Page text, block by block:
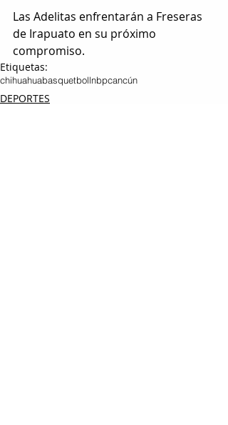
Las Adelitas enfrentarán a Freseras
de Irapuato en su próximo
compromiso.
Etiquetas:
chihuahuabasquetbollnbpcancún
DEPORTES